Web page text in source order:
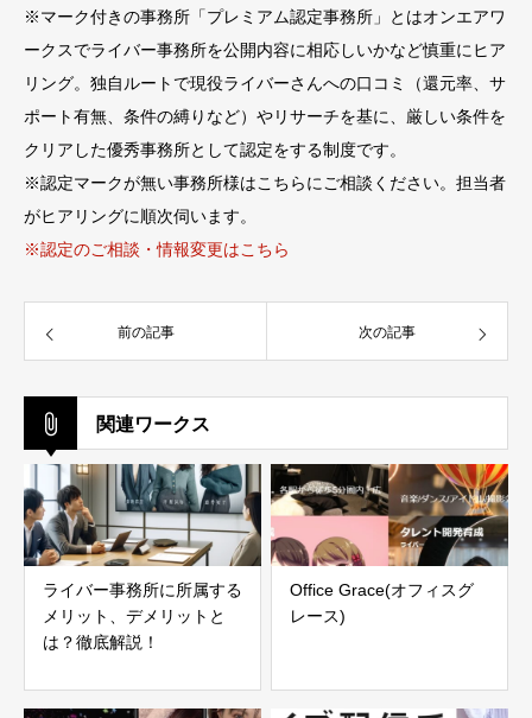
※マーク付きの事務所「プレミアム認定事務所」とはオンエアワ
ークスでライバー事務所を公開内容に相応しいかなど慎重にヒア
リング。独自ルートで現役ライバーさんへの口コミ（還元率、サ
ポート有無、条件の縛りなど）やリサーチを基に、厳しい条件を
クリアした優秀事務所として認定をする制度です。
※認定マークが無い事務所様はこちらにご相談ください。担当者
がヒアリングに順次伺います。
※認定のご相談・情報変更はこちら
前の記事 次の記事
関連ワークス
ライバー事務所に所属する
メリット、デメリットと
は？徹底解説！
Office Grace(オフィスグ
レース)